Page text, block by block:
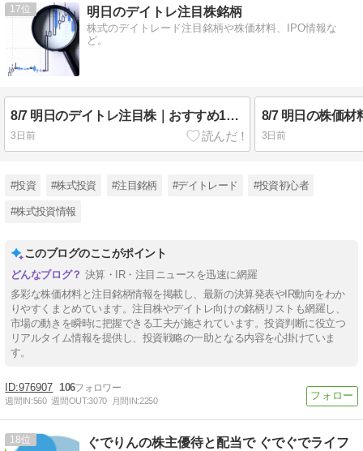
17 明日のデイトレ注目株銘柄
株式のデイトレード注目銘柄や株価材料、IPO情報な
ど。
8/7 明日のデイトレ注目株｜おすすめ10銘柄を紹介
3日前 3日前
#投資 #株式投資 #注目銘柄 #デイトレード #投資初心者
#株式投資情報
このブログのここがポイント
決算・IR・注目ニュースを迅速に網羅
多彩な株価材料と注目銘柄情報を掲載し、最新の決算発表やIR動向をわか
りやすくまとめています。注目株やデイトレ向けの銘柄リストも網羅し、
市場の動きを瞬時に把握できる工夫が施されています。投資判断に役立つ
リアルタイム情報を提供し、投資戦略の一助となる内容を心掛けていま
す。
976907 106
週間IN:560 週間OUT:3070 月間IN:2250
18 ぐでりんの株主優待と配当で ぐでぐでライフ